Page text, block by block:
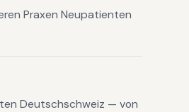
Praxen Neupatienten
Deutschschweiz — von